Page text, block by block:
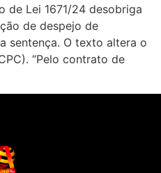
de Lei 1671/24 desobriga
de despejo de
sentença. O texto altera o
“Pelo contrato de